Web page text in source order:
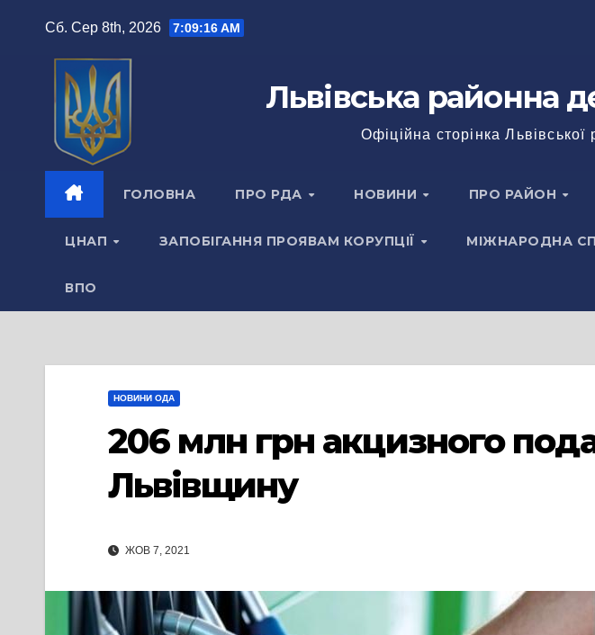
Сб. Сер 8th, 2026 7:09:17 AM
Львівська районна
Офіційна сторінка Львівської
ГОЛОВНА ПРО РДА НОВИНИ ПРО РАЙОН
ЦНАП ЗАПОБІГАННЯ ПРОЯВАМ КОРУПЦІЇ МІЖНАРОДНА
ВПО
НОВИНИ ОДА
206 млн грн акцизного
Львівщину
ЖОВ 7, 2021